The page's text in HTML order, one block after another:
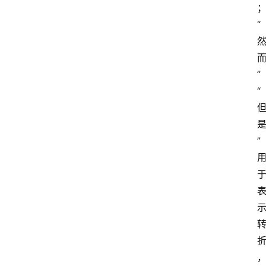
；
“
然
而
”
“
但
是
”
用
于
表
示
转
折
，